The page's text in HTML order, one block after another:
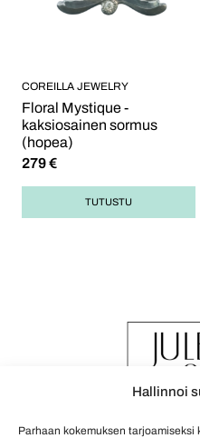
Hallinnoi
Parhaan kokemuksen
COREILLA JEWELRY
Floral Mystique -
kaksiosainen sormus
(hopea)
279€
TUTUSTU